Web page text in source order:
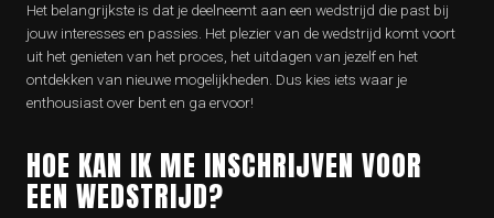
Het belangrijkste is dat je deelneemt aan een wedstrijd die past bij
jouw interesses en passies. Het plezier van de wedstrijd komt voort
uit het genieten van het proces, het uitdagen van jezelf en het
ontdekken van nieuwe mogelijkheden. Dus kies iets waar je
enthousiast over bent en ga ervoor!
HOE KAN IK ME INSCHRIJVEN VOOR
EEN WEDSTRIJD?